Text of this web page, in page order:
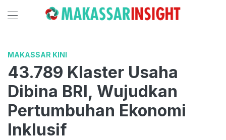
MAKASSAR KINI
43.789 Klaster Usaha
Dibina BRI, Wujudkan
Pertumbuhan Ekonomi
Inklusif